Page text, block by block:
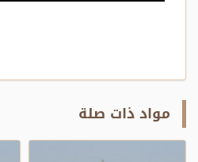
مواد ذات صلة